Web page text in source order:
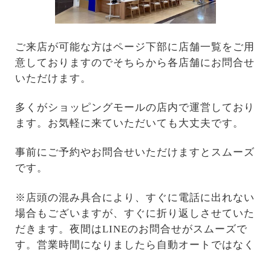
ご来店が可能な方はページ下部に店舗一覧をご用
意しておりますのでそちらから各店舗にお問合せ
いただけます。
多くがショッピングモールの店内で運営しており
ます。お気軽に来ていただいても大丈夫です。
事前にご予約やお問合せいただけますとスムーズ
です。
※店頭の混み具合により、すぐに電話に出れない
場合もございますが、すぐに折り返しさせていた
だきます。夜間はLINEのお問合せがスムーズで
す。営業時間になりましたら自動オートではなく